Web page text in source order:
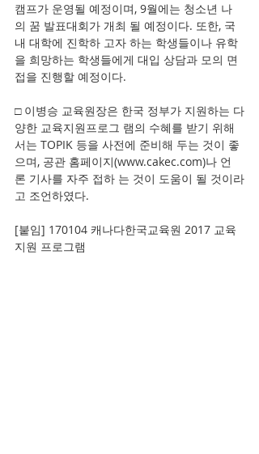
캠프가 운영될 예정이며, 9월에는 청소년 나
의 꿈 발표대회가 개최 될 예정이다. 또한, 국
내 대학에 진학하 고자 하는 학생들이나 유학
을 희망하는 학생들에게 대입 상담과 모의 면
접을 진행할 예정이다.
□ 이병승 교육원장은 한국 정부가 지원하는 다
양한 교육지원프로그 램의 수혜를 받기 위해
서는 TOPIK 등을 사전에 준비해 두는 것이 좋
으며, 공관 홈페이지(www.cakec.com)나 언
론 기사를 자주 접하 는 것이 도움이 될 것이라
고 조언하였다.
[붙임] 170104 캐나다한국교육원 2017 교육
지원 프로그램